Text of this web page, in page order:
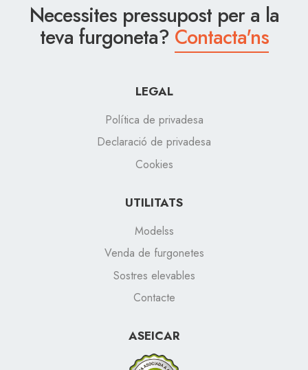
Necessites pressupost per a la
teva furgoneta? Contacta'ns
LEGAL
Política de privadesa
Declaració de privadesa
Cookies
UTILITATS
Modelss
Venda de furgonetes
Sostres elevables
Contacte
ASEICAR